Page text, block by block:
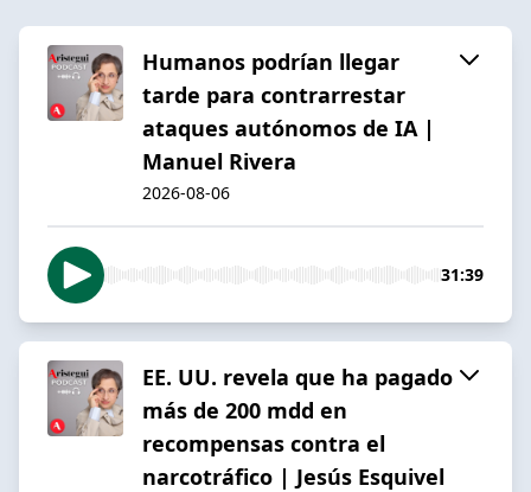
Humanos podrían llegar
tarde para contrarrestar
ataques autónomos de IA |
Manuel Rivera
2026-08-06
31:39
EE. UU. revela que ha pagado
más de 200 mdd en
recompensas contra el
narcotráfico | Jesús Esquivel